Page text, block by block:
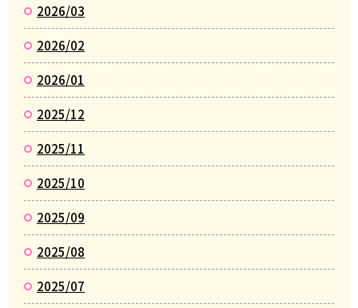
2026/03
2026/02
2026/01
2025/12
2025/11
2025/10
2025/09
2025/08
2025/07